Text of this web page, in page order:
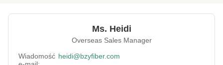
,
stopniu topnienia
Ms. Heidi
Overseas Sales Manager
Wiadomość heidi@bzyfiber.com